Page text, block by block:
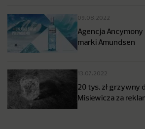
09.08.2022
Agencja Ancymony
marki Amundsen
13.07.2022
20 tys. zł grzywny
Misiewicza za